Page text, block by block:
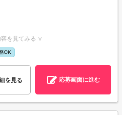
を見てみる ∨
OK
を見る 応募画面に進む